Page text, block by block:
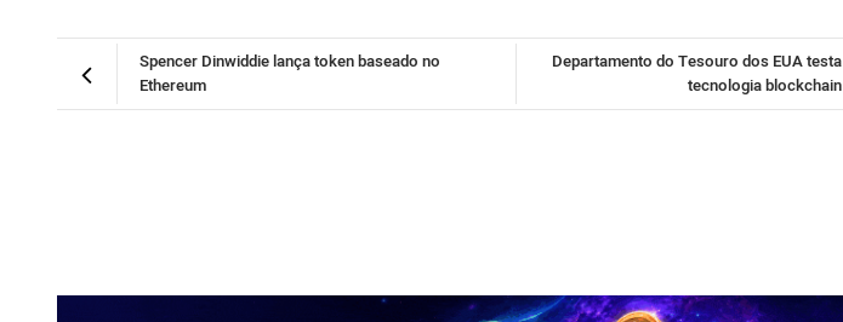
Departamento do Tesouro dos EUA testa
tecnologia blockchain
Spencer Dinwiddie lança token baseado no
Ethereum